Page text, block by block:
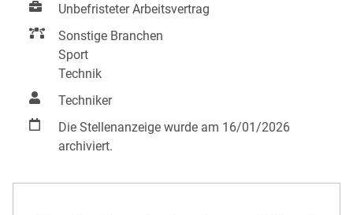
Unbefristeter Arbeitsvertrag
Sonstige Branchen
Sport
Technik
Techniker
Die Stellenanzeige wurde am 16/01/2026
archiviert.